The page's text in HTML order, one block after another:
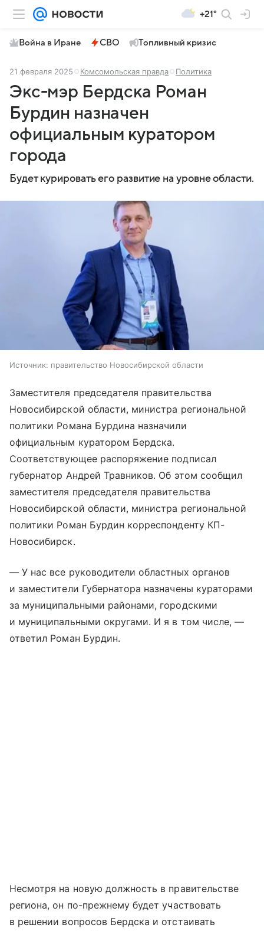
+21°
Война в Иране СВО Топливный кризис
21 февраля 2025 Комсомольская правда Политика
Экс-мэр Бердска Роман
Бурдин назначен
официальным куратором
города
Будет курировать его развитие на уровне области.
Источник: правительство Новосибирской области
Заместителя председателя правительства
Новосибирской области, министра региональной
политики Романа Бурдина назначили
официальным куратором Бердска.
Соответствующее распоряжение подписал
губернатор Андрей Травников. Об этом сообщил
заместителя председателя правительства
Новосибирской области, министра региональной
политики Роман Бурдин корреспонденту КП-
Новосибирск.
— У нас все руководители областных органов
и заместители Губернатора назначены кураторами
за муниципальными районами, городскими
и муниципальными округами. И я в том числе, —
ответил Роман Бурдин.
Несмотря на новую должность в правительстве
региона, он по-прежнему будет участвовать
в решении вопросов Бердска и отстаивать